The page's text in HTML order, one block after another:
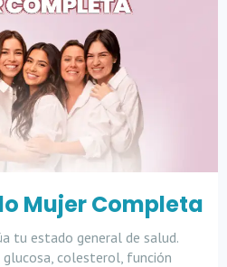
Mujer Completa
tu estado general de salud.
colesterol, función